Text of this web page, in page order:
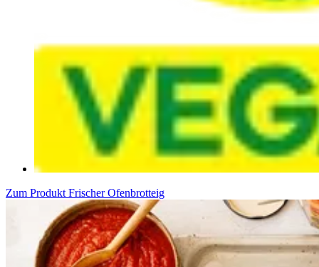
Zum Produkt Frischer Ofenbrotteig